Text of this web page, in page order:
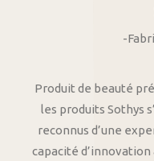
-
Produit de beauté
les produits Sothys
reconnus d’une
capacité